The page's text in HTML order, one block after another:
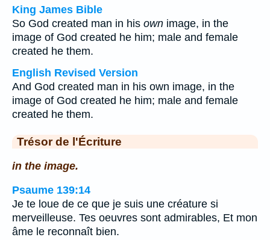
King James Bible
So God created man in his own image, in the
image of God created he him; male and female
created he them.
English Revised Version
And God created man in his own image, in the
image of God created he him; male and female
created he them.
Trésor de l'Écriture
in the image.
Psaume 139:14
Je te loue de ce que je suis une créature si
merveilleuse. Tes oeuvres sont admirables, Et mon
âme le reconnaît bien.